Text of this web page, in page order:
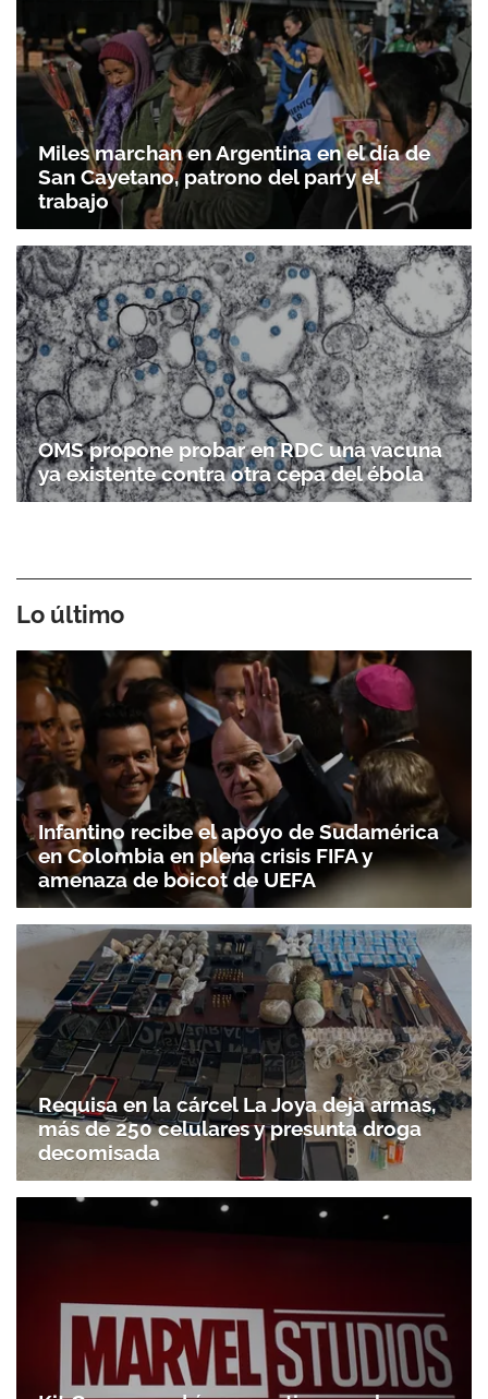
Miles marchan en Argentina en el día de
San Cayetano, patrono del pan y el
trabajo
OMS propone probar en RDC una vacuna
ya existente contra otra cepa del ébola
Lo último
Infantino recibe el apoyo de Sudamérica
en Colombia en plena crisis FIFA y
amenaza de boicot de UEFA
Requisa en la cárcel La Joya deja armas,
más de 250 celulares y presunta droga
decomisada